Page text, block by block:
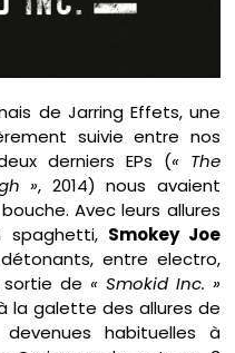
de Jarring Effets, une
suivie entre nos
derniers EPs (« The
», 2014) nous avaient
Avec leurs allures
spaghetti, Smokey Joe
entre electro,
de « Smokid Inc. »
la galette des allures de
habituelles à